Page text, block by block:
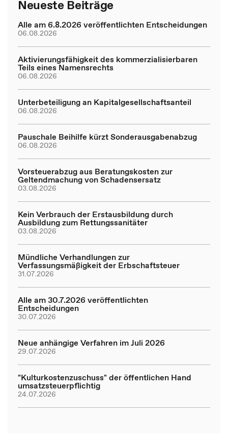
Neueste Beiträge
Alle am 6.8.2026 veröffentlichten Entscheidungen
06.08.2026
Aktivierungsfähigkeit des kommerzialisierbaren
Teils eines Namensrechts
06.08.2026
Unterbeteiligung an Kapitalgesellschaftsanteil
06.08.2026
Pauschale Beihilfe kürzt Sonderausgabenabzug
06.08.2026
Vorsteuerabzug aus Beratungskosten zur
Geltendmachung von Schadensersatz
03.08.2026
Kein Verbrauch der Erstausbildung durch
Ausbildung zum Rettungssanitäter
03.08.2026
Mündliche Verhandlungen zur
Verfassungsmäßigkeit der Erbschaftsteuer
31.07.2026
Alle am 30.7.2026 veröffentlichten
Entscheidungen
30.07.2026
Neue anhängige Verfahren im Juli 2026
29.07.2026
"Kulturkostenzuschuss" der öffentlichen Hand
umsatzsteuerpflichtig
24.07.2026